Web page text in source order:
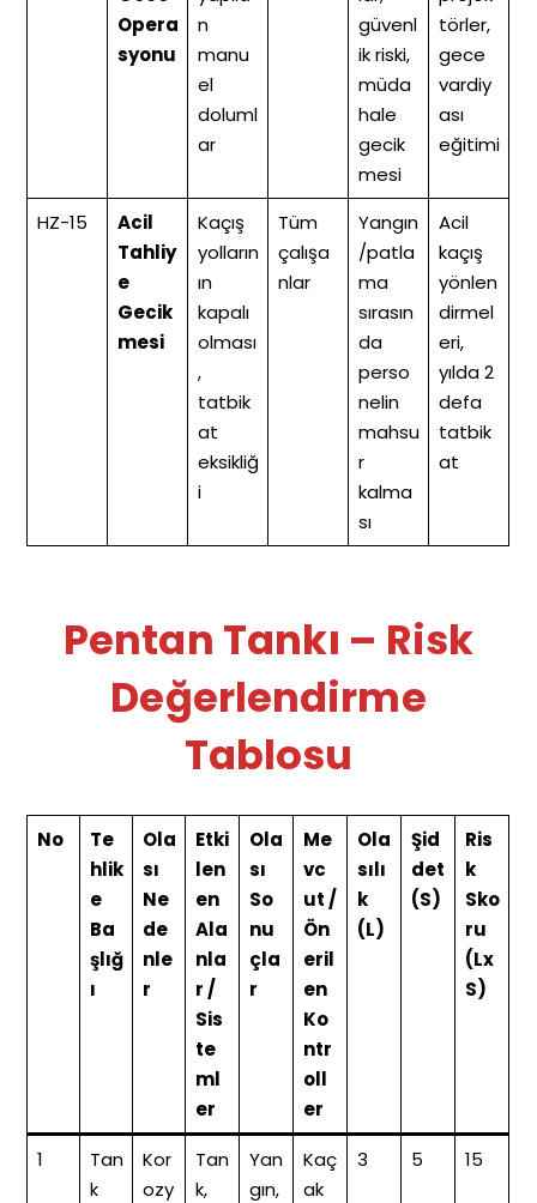
Opera
syonu
n
manu
el
doluml
ar
güvenl
ik riski,
müda
hale
gecik
mesi
törler,
gece
vardiy
ası
eğitimi
HZ-15
Acil
Tahliy
e
Gecik
mesi
Kaçış
yolların
ın
kapalı
olması
,
tatbik
at
eksikliğ
i
Tüm
çalışa
nlar
Yangın
/patla
ma
sırasın
da
perso
nelin
mahsu
r
kalma
sı
Acil
kaçış
yönlen
dirmel
eri,
yılda 2
defa
tatbik
at
Pentan Tankı – Risk
Değerlendirme
Tablosu
No
Te
hlik
e
Ba
şlığ
ı
Ola
sı
Ne
de
nle
r
Etki
len
en
Ala
nla
r /
Sis
te
ml
er
Ola
sı
So
nu
çla
r
Me
vc
ut /
Ön
eril
en
Ko
ntr
oll
er
Ola
sılı
k
(L)
Şid
det
(S)
Ris
k
Sko
ru
(Lx
S)
1
Tan
k
Kor
ozy
Tan
k,
Yan
gın,
Kaç
ak
3 5 15